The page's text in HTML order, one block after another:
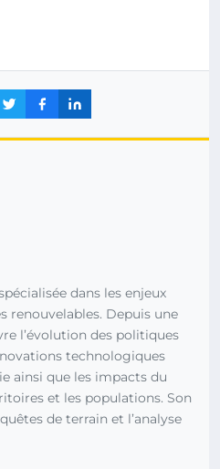
dans les enjeux
renouvelables. Depuis une
l’évolution des politiques
technologiques
ainsi que les impacts du
et les populations. Son
de terrain et l’analyse